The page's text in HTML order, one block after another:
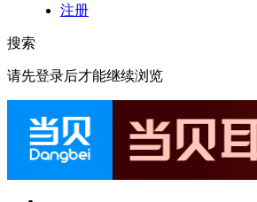
注册
搜索
请先登录后才能继续浏览